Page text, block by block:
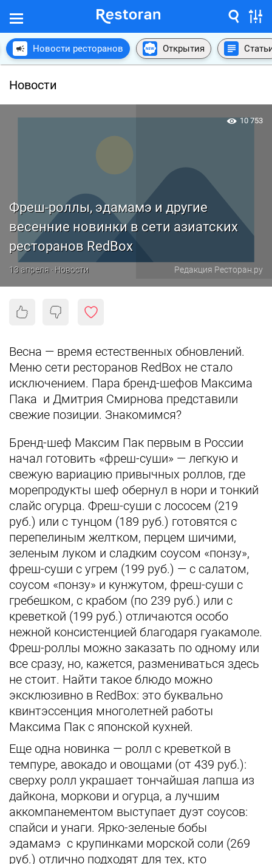
Новости ресторанов Открытия
Новости
Фреш-роллы, эдамамэ и другие
весенние новинки в сети азиатских
ресторанов RedBox
13 апреля · Новости Редакция Ресторан.ру
10 753
Весна — время естественных обновлений.
Меню сети ресторанов RedBox не стало
исключением. Пара бренд-шефов Максима
Пака и Дмитрия Смирнова представили
свежие позиции. Знакомимся?
Бренд-шеф Максим Пак первым в России
начал готовить «фреш-суши» — легкую и
свежую вариацию привычных роллов, где
морепродукты шеф обернул в нори и тонкий
слайс огурца. Фреш-суши с лососем (219
руб.) или с тунцом (189 руб.) готовятся с
перепелиным желтком, перцем шичими,
зеленым луком и сладким соусом «понзу»,
фреш-суши с угрем (199 руб.) — с салатом,
соусом «понзу» и кунжутом, фреш-суши с
гребешком, с крабом (по 239 руб.) или с
креветкой (199 руб.) отличаются особо
нежной консистенцией благодаря гуакамоле.
Фреш-роллы можно заказать по одному или
все сразу, но, кажется, размениваться здесь
не стоит. Найти такое блюдо можно
эксклюзивно в RedBox: это буквально
квинтэссенция многолетней работы
Максима Пак с японской кухней.
Еще одна новинка — ролл с креветкой в
темпуре, авокадо и овощами (от 439 руб.):
сверху ролл украшает тончайшая лапша из
дайкона, моркови и огурца, а лучшим
аккомпанементом выступает дуэт соусов:
спайси и унаги. Ярко-зеленые бобы
эдамамэ с крупинками морской соли (269
руб.) отлично подходят для тех, кто